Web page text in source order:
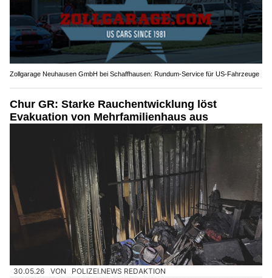
Zollgarage Neuhausen GmbH bei Schaffhausen: Rundum-Service für US-Fahrzeuge
Chur GR: Starke Rauchentwicklung löst
Evakuation von Mehrfamilienhaus aus
30.05.26 VON POLIZEI.NEWS REDAKTION